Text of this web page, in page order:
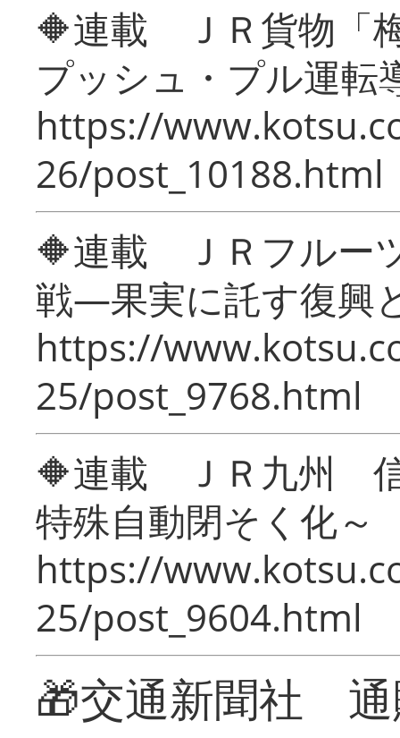
🔶連載 ＪＲ貨物「
プッシュ・プル運転
https://
26/post_10188.html
🔶連載 ＪＲフルー
戦―果実に託す復興
https://
25/post_9768.html
🔶連載 ＪＲ九州 信
特殊自動閉そく化～
https://
25/post_9604.html
🎁交通新聞社